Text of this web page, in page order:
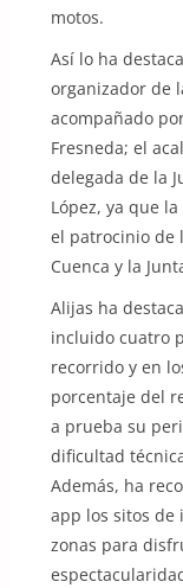
motos.
Así lo ha
organizador de
acompañado
Fresneda; el
delegada de la
López, ya que
el patrocinio de
Cuenca y la
Alijas ha
incluido cuatro
recorrido y en
porcentaje del
a prueba su
dificultad
Además, ha
app los sitos de
zonas para